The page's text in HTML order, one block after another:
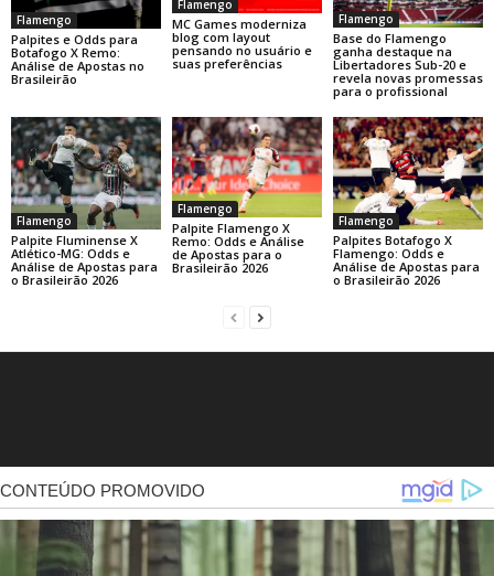
Flamengo
Palpites e Odds para
Botafogo X Remo:
Análise de Apostas no
Brasileirão
Flamengo
MC Games moderniza
blog com layout
pensando no usuário e
suas preferências
Flamengo
Base do Flamengo
ganha destaque na
Libertadores Sub-20 e
revela novas promessas
para o profissional
Flamengo
Palpite Fluminense X
Atlético-MG: Odds e
Análise de Apostas para
o Brasileirão 2026
Flamengo
Palpite Flamengo X
Remo: Odds e Análise
de Apostas para o
Brasileirão 2026
Flamengo
Palpites Botafogo X
Flamengo: Odds e
Análise de Apostas para
o Brasileirão 2026